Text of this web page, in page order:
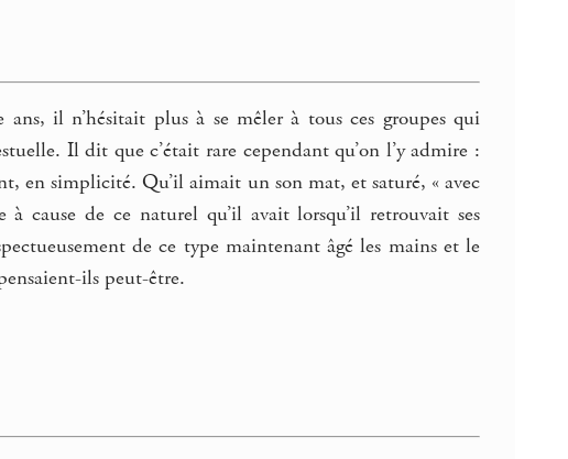
il n’hésitait plus à se mêler à tous ces groupes qui
Il dit que c’était rare cependant qu’on l’y admire :
en simplicité. Qu’il aimait un son mat, et saturé, « avec
cause de ce naturel qu’il avait lorsqu’il retrouvait ses
de ce type maintenant âgé les mains et le
ils peut-être.